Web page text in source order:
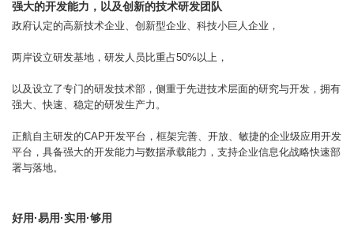
强大的开发能力，以及创新的技术研发团队
政府认定的高新技术企业、创新型企业、科技小巨人企业，
两岸设立研发基地，研发人员比重占50%以上，
以及设立了专门的研发技术部，侧重于先进技术层面的研究与开发，拥有
强大、快速、稳定的研发生产力。
正航自主研发的CAP开发平台，框架完善、开放、敏捷的企业级应用开发
平台，具备强大的开发能力与数据承载能力，支持企业信息化战略快速部
署与落地。
好用·易用·实用·够用